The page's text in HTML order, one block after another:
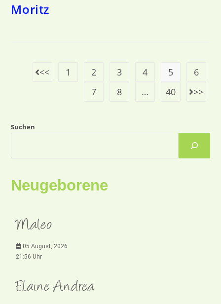
Moritz
1 2 3 4 5
6
7
8 … 40
Suchen
Neugeborene
Maleo
05 August, 2026
21:56 Uhr
Elaine Andrea